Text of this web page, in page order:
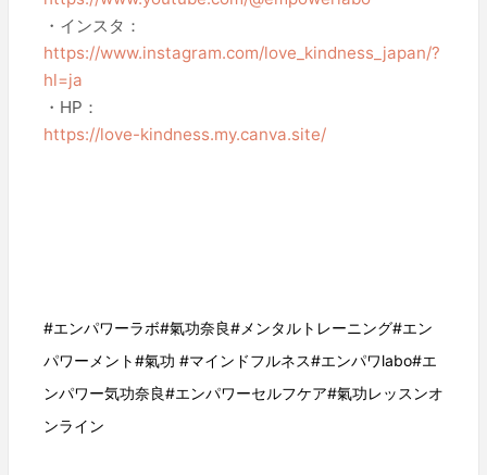
・インスタ：
https://www.instagram.com/love_kindness_japan/?
hl=ja
・HP：
https://love-kindness.my.canva.site/
#エンパワーラボ#氣功奈良#メンタルトレーニング#エン
パワーメント#氣功 #マインドフルネス#エンパワlabo#エ
ンパワー気功奈良#エンパワーセルフケア#氣功レッスンオ
ンライン